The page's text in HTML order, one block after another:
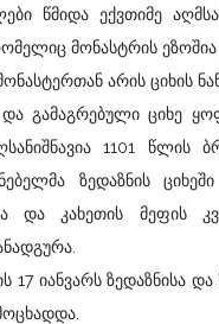
წმიდა ექვთიმე
მონასტრის
არის ციხის
გამაგრებული ციხე
1101 წლის
ზედაზნის
და კახეთის მეფის
ზედაზნისა და